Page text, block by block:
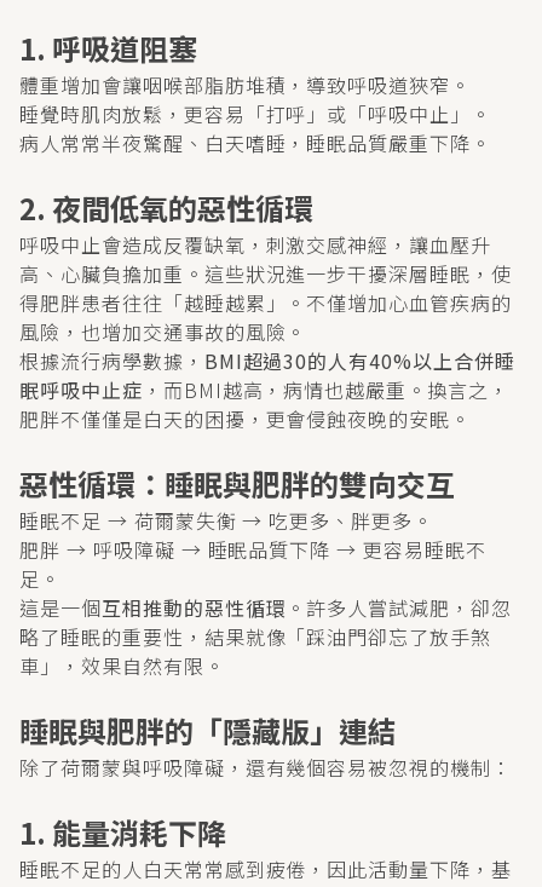
1. 呼吸道阻塞
體重增加會讓咽喉部脂肪堆積，導致呼吸道狹窄。
睡覺時肌肉放鬆，更容易「打呼」或「呼吸中止」。
病人常常半夜驚醒、白天嗜睡，睡眠品質嚴重下降。
2. 夜間低氧的惡性循環
呼吸中止會造成反覆缺氧，刺激交感神經，讓血壓升
高、心臟負擔加重。這些狀況進一步干擾深層睡眠，使
得肥胖患者往往「越睡越累」。不僅增加心血管疾病的
風險，也增加交通事故的風險。
根據流行病學數據， BMI超過30的人有40%以上合併睡
眠呼吸中止症 ，而BMI越高，病情也越嚴重。換言之，
肥胖不僅僅是白天的困擾，更會侵蝕夜晚的安眠。
惡性循環：睡眠與肥胖的雙向交互
睡眠不足 → 荷爾蒙失衡 → 吃更多、胖更多。
肥胖 → 呼吸障礙 → 睡眠品質下降 → 更容易睡眠不
足。
這是一個互相推動的惡性循環 。許多人嘗試減肥，卻忽
略了睡眠的重要性，結果就像「踩油門卻忘了放手煞
車」，效果自然有限。
睡眠與肥胖的「隱藏版」連結
除了荷爾蒙與呼吸障礙，還有幾個容易被忽視的機制：
1. 能量消耗下降
睡眠不足的人白天常常感到疲倦，因此活動量下降，基